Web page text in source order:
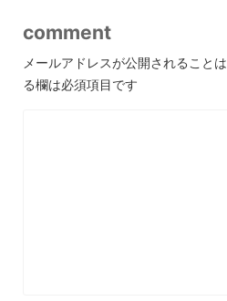
comment
メールアドレスが公開されることは
る欄は必須項目です